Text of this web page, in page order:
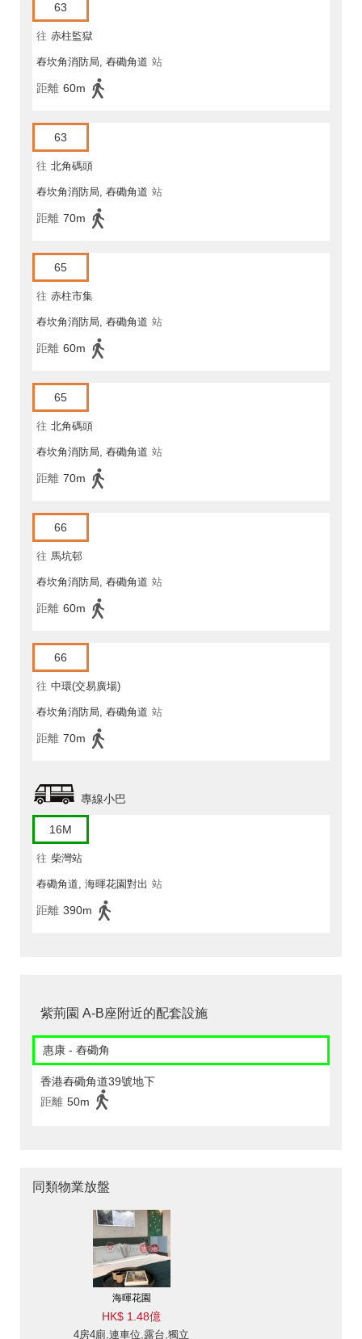
63
往 赤柱監獄
舂坎角消防局, 舂磡角道 站
距離 60m
63
往 北角碼頭
舂坎角消防局, 舂磡角道 站
距離 70m
65
往 赤柱市集
舂坎角消防局, 舂磡角道 站
距離 60m
65
往 北角碼頭
舂坎角消防局, 舂磡角道 站
距離 70m
66
往 馬坑邨
舂坎角消防局, 舂磡角道 站
距離 60m
66
往 中環(交易廣場)
舂坎角消防局, 舂磡角道 站
距離 70m
專線小巴
16M
往 柴灣站
舂磡角道, 海暉花園對出 站
距離 390m
紫荊園 A-B座附近的配套設施
惠康 - 舂磡角
香港舂磡角道39號地下
距離 50m
同類物業放盤
海暉花園
HK$ 1.48億
4房4廁,連車位,露台,獨立